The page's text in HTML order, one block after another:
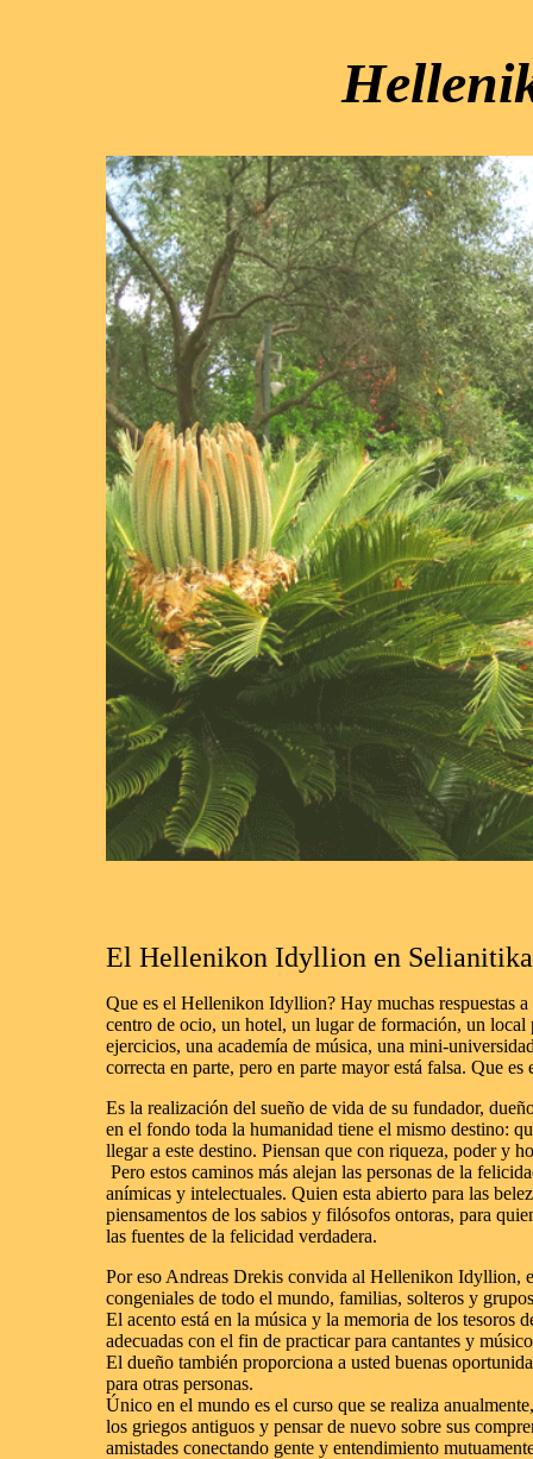
El Hellenikon Idyllion en
Que es el Hellenikon Idyllion? Hay muchas respuestas
centro de ocio, un hotel, un lugar de formación, un local
ejercicios, una academía de música, una mini-
correcta en parte, pero en parte mayor está falsa. Que es
Es la realización del sueño de vida de su fundador,
en el fondo toda la humanidad tiene el mismo destino:
llegar a este destino. Piensan que con riqueza, poder y
Pero estos caminos más alejan las personas de la
anímicas y intelectuales. Quien esta abierto para las
piensamentos de los sabios y filósofos ontoras, para
las fuentes de la felicidad verdadera.
Por eso Andreas Drekis convida al Hellenikon Idyllion,
congeniales de todo el mundo, familias, solteros y
El acento está en la música y la memoria de los tesoros
adecuadas con el fin de practicar para cantantes y
El dueño también proporciona a usted buenas
para otras personas.
Único en el mundo es el curso que se realiza
los griegos antiguos y pensar de nuevo sobre sus
amistades conectando gente y entendimiento